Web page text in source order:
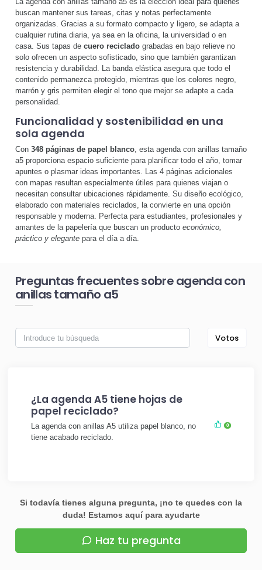
buscan mantener sus tareas, citas y notas perfectamente
organizadas. Gracias a su formato compacto y ligero, se adapta a
cualquier rutina diaria, ya sea en la oficina, la universidad o en
casa. Sus tapas de cuero reciclado grabadas en bajo relieve no
solo ofrecen un aspecto sofisticado, sino que también garantizan
resistencia y durabilidad. La banda elástica asegura que todo el
contenido permanezca protegido, mientras que los colores negro,
marrón y gris permiten elegir el tono que mejor se adapte a cada
personalidad.
Funcionalidad y sostenibilidad en una
sola agenda
Con 348 páginas de papel blanco , esta agenda con anillas tamaño
a5 proporciona espacio suficiente para planificar todo el año, tomar
apuntes o plasmar ideas importantes. Las 4 páginas adicionales
con mapas resultan especialmente útiles para quienes viajan o
necesitan consultar ubicaciones rápidamente. Su diseño ecológico,
elaborado con materiales reciclados, la convierte en una opción
responsable y moderna. Perfecta para estudiantes, profesionales y
amantes de la papelería que buscan un producto económico,
práctico y elegante para el día a día.
Preguntas frecuentes sobre agenda con
anillas tamaño a5
Votos
¿La agenda A5 tiene hojas de
papel reciclado?
La agenda con anillas A5 utiliza papel blanco, no
tiene acabado reciclado.
0
Si todavía tienes alguna pregunta, ¡no te quedes con la
duda! Estamos aquí para ayudarte
Haz tu pregunta